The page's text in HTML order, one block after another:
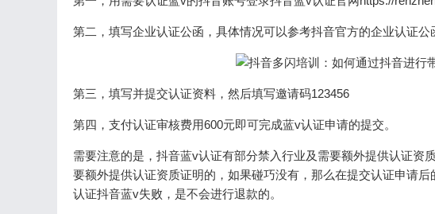
第二，填写企业认证公函，具体情况可以参考抖音官方的企业认证公
第三，填写并提交认证资料，然后填写邀请码123456
第四，支付认证审核费用600元即可完成蓝v认证申请的提交。
需要注意的是，抖音蓝v认证有部分禁入行业及需要额外提供认证
要额外提供认证资质证明的，如果碰巧没有，那么在提交认证申请
认证抖音蓝v失败，是不会进行退款的。